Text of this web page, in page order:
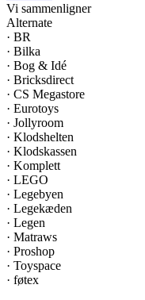
Vi sammenligner
Alternate
· BR
· Bilka
· Bog & Idé
· Bricksdirect
· CS Megastore
· Eurotoys
· Jollyroom
· Klodshelten
· Klodskassen
· Komplett
· LEGO
· Legebyen
· Legekæden
· Legen
· Matraws
· Proshop
· Toyspace
· føtex